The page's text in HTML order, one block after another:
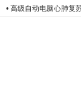
• 高级自动电脑心肺复